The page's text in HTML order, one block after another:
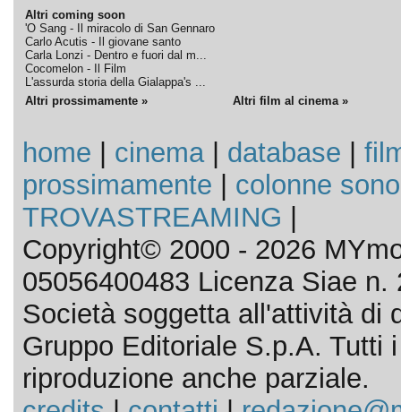
Altri coming soon
'O Sang - Il miracolo di San Gennaro
Carlo Acutis - Il giovane santo
Carla Lonzi - Dentro e fuori dal m...
Cocomelon - Il Film
L'assurda storia della Gialappa's ...
Altri prossimamente » Altri film al cinema »
home cinema| database
prossimamente
colonne
TROVASTREAMING
Copyright© 2000 - 2026
05056400483 Licenza Siae n.
Società soggetta all'attività di
Gruppo Editoriale S.p.A. Tutti
riproduzione anche parziale.